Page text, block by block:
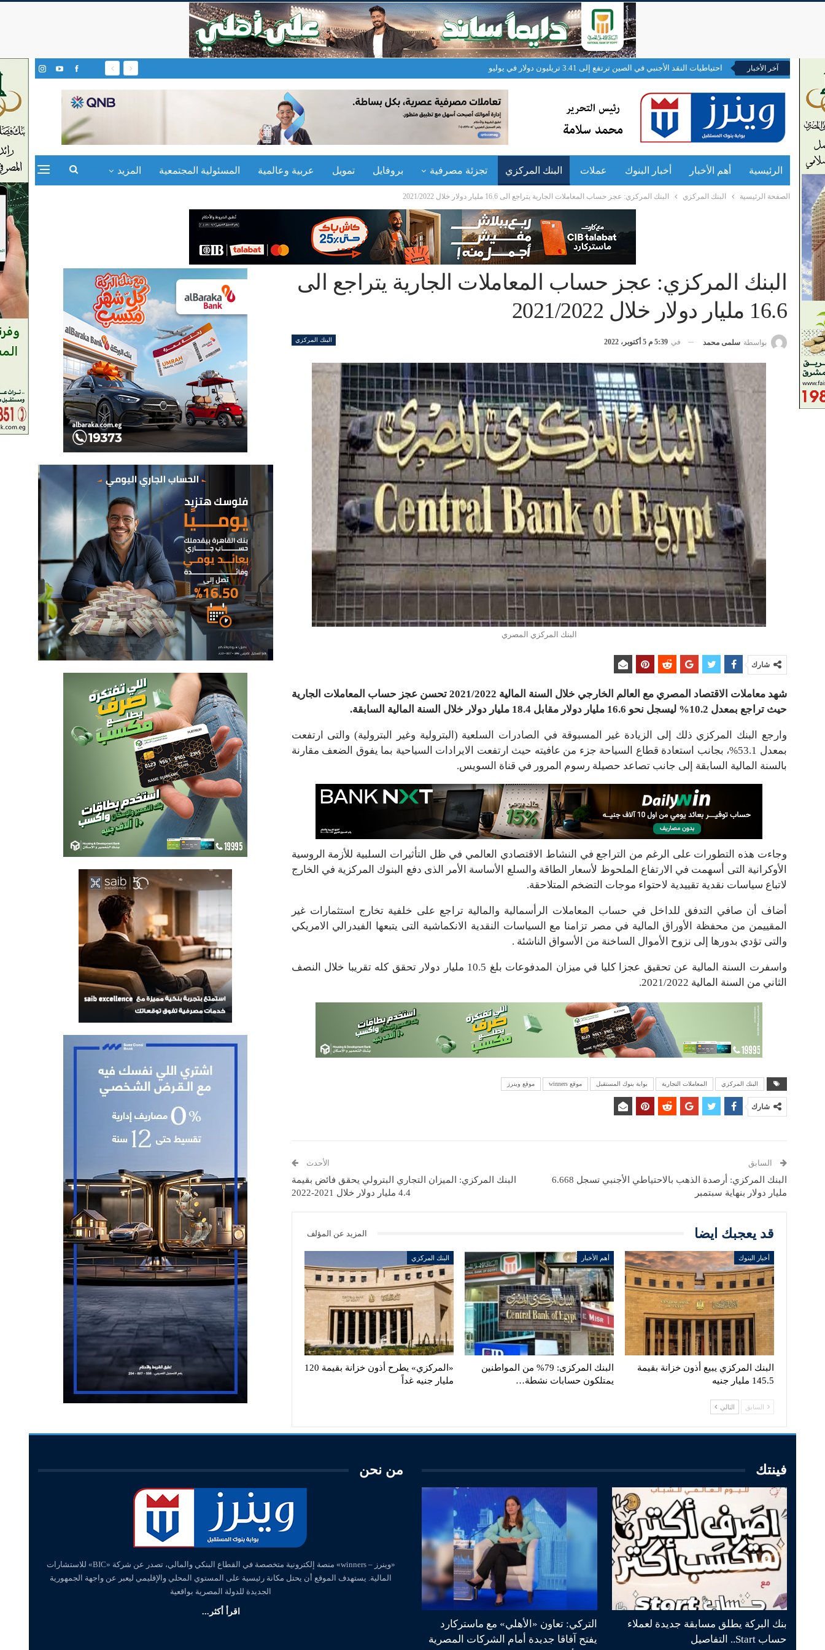
آخر الأخبار احتياطيات النقد الأجنبي في الصين ترتفع إلى 3.41 تريليون دولار في يوليو
الرئيسية أهم الأخبار أخبار البنوك عملات البنك المركزي تجزئة مصرفية بروفايل تمويل عربية وعالمية المسئولية المجتمعية المزيد
الصفحة الرئيسية البنك المركزي البنك المركزي: عجز حساب المعاملات الجارية يتراجع الى 16.6 مليار دولار خلال 2021/2022
البنك المركزي: عجز حساب المعاملات الجارية يتراجع الى
16.6 مليار دولار خلال 2021/2022
البنك المركزي بواسطة سلمى محمد في 5:39 م 5 أكتوبر، 2022
البنك المركزي المصري
شارك
شهد معاملات الاقتصاد المصري مع العالم الخارجي خلال السنة المالية 2021/2022 تحسن عجز حساب المعاملات الجارية
حيث تراجع بمعدل 10.2% ليسجل نحو 16.6 مليار دولار مقابل 18.4 مليار دولار خلال السنة المالية السابقة.
وارجع البنك المركزي ذلك إلى الزيادة غير المسبوقة في الصادرات السلعية (البترولية وغير البترولية) والتى ارتفعت
بمعدل 53.1%، بجانب استعادة قطاع السياحة جزء من عافيته حيث ارتفعت الايرادات السياحية بما يفوق الضعف مقارنة
بالسنة المالية السابقة إلى جانب تصاعد حصيلة رسوم المرور في قناة السويس.
وجاءت هذه التطورات على الرغم من التراجع في النشاط الاقتصادي العالمي في ظل التأثيرات السلبية للأزمة الروسية
الأوكرانية التى أسهمت في الارتفاع الملحوظ لأسعار الطاقة والسلع الأساسة الأمر الذى دفع البنوك المركزية في الخارج
لاتباع سياسات نقدية تقييدية لاحتواء موجات التضخم المتلاحقة.
أضاف أن صافي التدفق للداخل في حساب المعاملات الرأسمالية والمالية تراجع على خلفية تخارج استثمارات غير
المقييمن من محفظة الأوراق المالية في مصر تزامنا مع السياسات النقدية الانكماشية التى يتبعها الفيدرالي الامريكي
والتى تؤدي بدورها إلى نزوح الأموال الساخنة من الأسواق الناشئة .
واسفرت السنة المالية عن تحقيق عجزا كليا في ميزان المدفوعات بلغ 10.5 مليار دولار تحقق كله تقريبا خلال النصف
الثاني من السنة المالية 2021/2022.
البنك المركزي المعاملات التجارية بوابة بنوك المستقبل موقع winners موقع وينرز
شارك
السابق
البنك المركزي: أرصدة الذهب بالاحتياطي الأجنبي تسجل 6.668
مليار دولار بنهاية سبتمبر
الأحدث
البنك المركزي: الميزان التجاري البترولي يحقق فائض بقيمة
4.4 مليار دولار خلال 2021-2022
قد يعجبك ايضا المزيد عن المؤلف
أخبار البنوك
البنك المركزي يبيع أذون خزانة بقيمة
145.5 مليار جنيه
أهم الأخبار
البنك المركزى: 79% من المواطنين
يمتلكون حسابات نشطة…
البنك المركزي
«المركزي» يطرح أذون خزانة بقيمة 120
مليار جنيه غداً
السابق التالي
فينتك
بنك البركة يطلق مسابقة جديدة لعملاء
حساب Start.. التفاصيل
التركي: تعاون «الأهلي» مع ماستركارد
يفتح آفاقا جديدة أمام الشركات المصرية
من نحن
«وينرز – winners» منصة إلكترونية متخصصة في القطاع البنكي والمالي، تصدر عن شركة «BIC» للاستشارات
المالية. يستهدف الموقع أن يحتل مكانة رئيسية على المستوي المحلي والإقليمي ليعبر عن واجهة الجمهورية
الجديدة للدولة المصرية بواقعية
اقرأ أكثر...